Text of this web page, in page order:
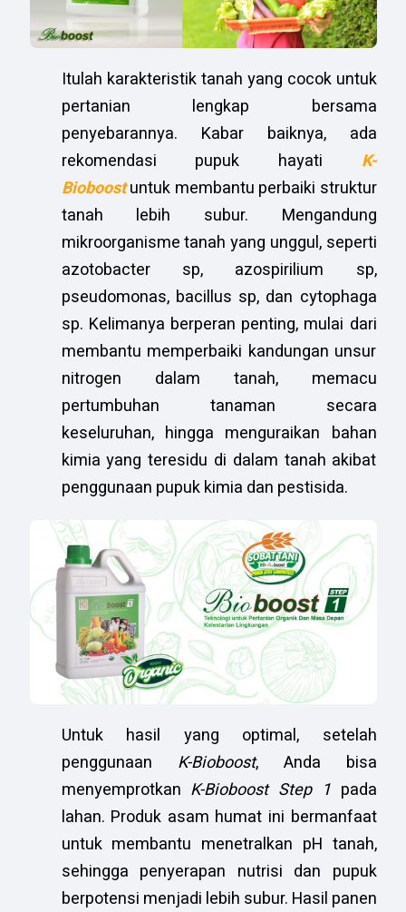
Itulah karakteristik tanah yang cocok untuk
pertanian lengkap bersama
penyebarannya. Kabar baiknya, ada
rekomendasi pupuk hayati K-
Bioboost untuk membantu perbaiki struktur
tanah lebih subur. Mengandung
mikroorganisme tanah yang unggul, seperti
azotobacter sp, azospirilium sp,
pseudomonas, bacillus sp, dan cytophaga
sp. Kelimanya berperan penting, mulai dari
membantu memperbaiki kandungan unsur
nitrogen dalam tanah, memacu
pertumbuhan tanaman secara
keseluruhan, hingga menguraikan bahan
kimia yang teresidu di dalam tanah akibat
penggunaan pupuk kimia dan pestisida.
Untuk hasil yang optimal, setelah
penggunaan K-Bioboost, Anda bisa
menyemprotkan K-Bioboost Step 1pada
lahan. Produk asam humat ini bermanfaat
untuk membantu menetralkan pH tanah,
sehingga penyerapan nutrisi dan pupuk
berpotensi menjadi lebih subur. Hasil panen